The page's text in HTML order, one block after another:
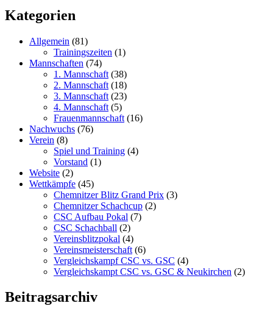
Kategorien
Allgemein (81)
Trainingszeiten (1)
Mannschaften (74)
1. Mannschaft (38)
2. Mannschaft (18)
3. Mannschaft (23)
4. Mannschaft (5)
Frauenmannschaft (16)
Nachwuchs (76)
Verein (8)
Spiel und Training (4)
Vorstand (1)
Website (2)
Wettkämpfe (45)
Chemnitzer Blitz Grand Prix (3)
Chemnitzer Schachcup (2)
CSC Aufbau Pokal (7)
CSC Schachball (2)
Vereinsblitzpokal (4)
Vereinsmeisterschaft (6)
Vergleichskampf CSC vs. GSC (4)
Vergleichskampt CSC vs. GSC & Neukirchen (2)
Beitragsarchiv